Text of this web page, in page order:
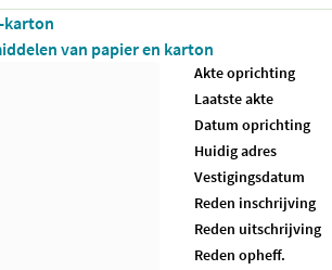
karton
van papier en karton
Akte oprichting
Laatste akte
Datum oprichting
Huidig adres
Vestigingsdatum
Reden inschrijving
Reden uitschrijving
Reden opheff.